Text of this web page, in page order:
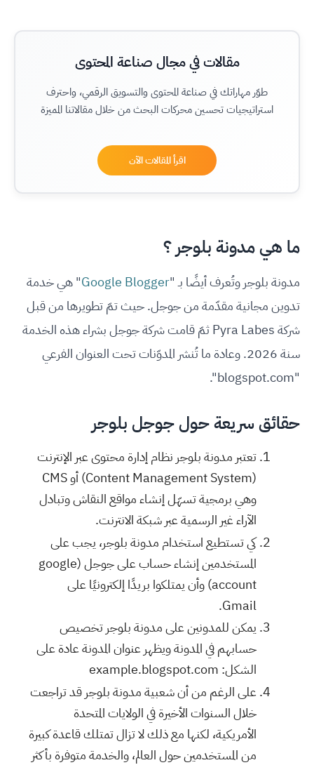
مقالات في مجال صناعة المحتوى
طوّر مهاراتك في صناعة المحتوى والتسويق الرقمي، واحترف
استراتيجيات تحسين محركات البحث من خلال مقالاتنا المميزة
اقرأ المقالات الآن
ما هي مدونة بلوجر ؟
مدونة بلوجر وتُعرف أيضًا بـ "Google Blogger" هي خدمة
تدوين مجانية مقدّمة من جوجل. حيث تمّ تطويرها من قبل
شركة Pyra Labes ثمّ قامت شركة جوجل بشراء هذه الخدمة
سنة 2026. وعادة ما تُنشر المدوّنات تحت العنوان الفرعي
"blogspot.com".
حقائق سريعة حول جوجل بلوجر
تعتبر مدونة بلوجر نظام إدارة محتوى عبر الإنترنت
(Content Management System) أو CMS
وهي برمجية تسهّل إنشاء مواقع النقاش وتبادل
الآراء غير الرسمية عبر شبكة الانترنت.
كي تستطيع استخدام مدونة بلوجر، يجب على
المستخدمين إنشاء حساب على جوجل (google
account) وأن يمتلكوا بريدًا إلكترونيًا على
Gmail.
يمكن للمدونين على مدونة بلوجر تخصيص
حسابهم في المدونة ويظهر عنوان المدونة عادة على
الشكل: example.blogspot.com
على الرغم من أن شعبية مدونة بلوجر قد تراجعت
خلال السنوات الأخيرة في الولايات المتحدة
الأمريكية، لكنها مع ذلك لا تزال تمتلك قاعدة كبيرة
من المستخدمين حول العالم، والخدمة متوفرة بأكثر